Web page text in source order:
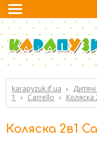
karapyzuk.if.ua ›
1
› Carrello › Коляска
Коляска 2в1